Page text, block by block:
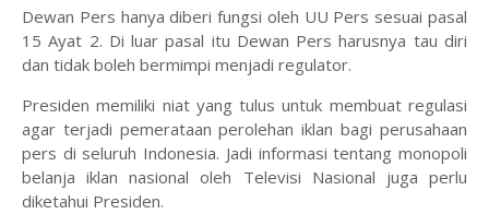
Dewan Pers hanya diberi fungsi oleh UU Pers sesuai pasal
15 Ayat 2. Di luar pasal itu Dewan Pers harusnya tau diri
dan tidak boleh bermimpi menjadi regulator.
Presiden memiliki niat yang tulus untuk membuat regulasi
agar terjadi pemerataan perolehan iklan bagi perusahaan
pers di seluruh Indonesia. Jadi informasi tentang monopoli
belanja iklan nasional oleh Televisi Nasional juga perlu
diketahui Presiden.